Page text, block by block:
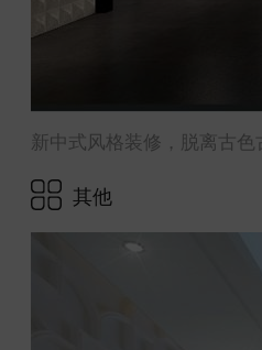
新中式风格装修，脱离古
其他